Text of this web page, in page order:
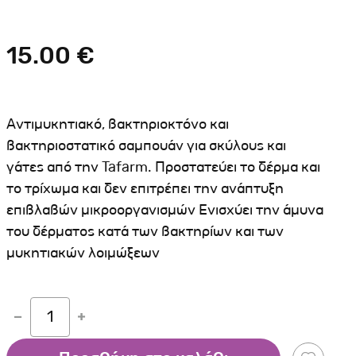
Παιχνίδια Σκύλου
Κουδουνάκια Σκύλου
Εκπαίδευση Σκύλου
15.00 €
Αντιμυκητιακό, βακτηριοκτόνο και
βακτηριοστατικό σαμπουάν για σκύλους και
γάτες από την Tafarm. Προστατεύει το δέρμα και
το τρίχωμα και δεν επιτρέπει την ανάπτυξη
επιβλαβών μικροοργανισμών Ενισχύει την άμυνα
του δέρματος κατά των βακτηρίων και των
μυκητιακών λοιμώξεων
1